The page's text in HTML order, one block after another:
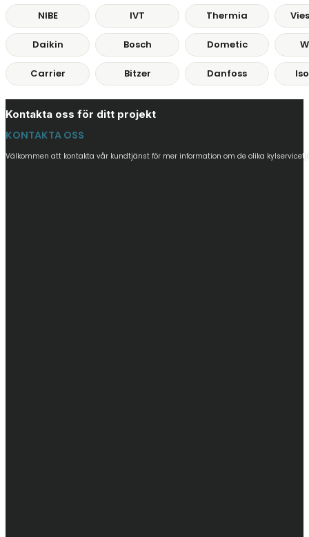
NIBE IVT Thermia
Daikin Bosch Dometic
Carrier Bitzer Danfoss
Kontakta oss för ditt projekt
KONTAKTA OSS
Välkommen att kontakta vår kundtjänst för mer information om de olika